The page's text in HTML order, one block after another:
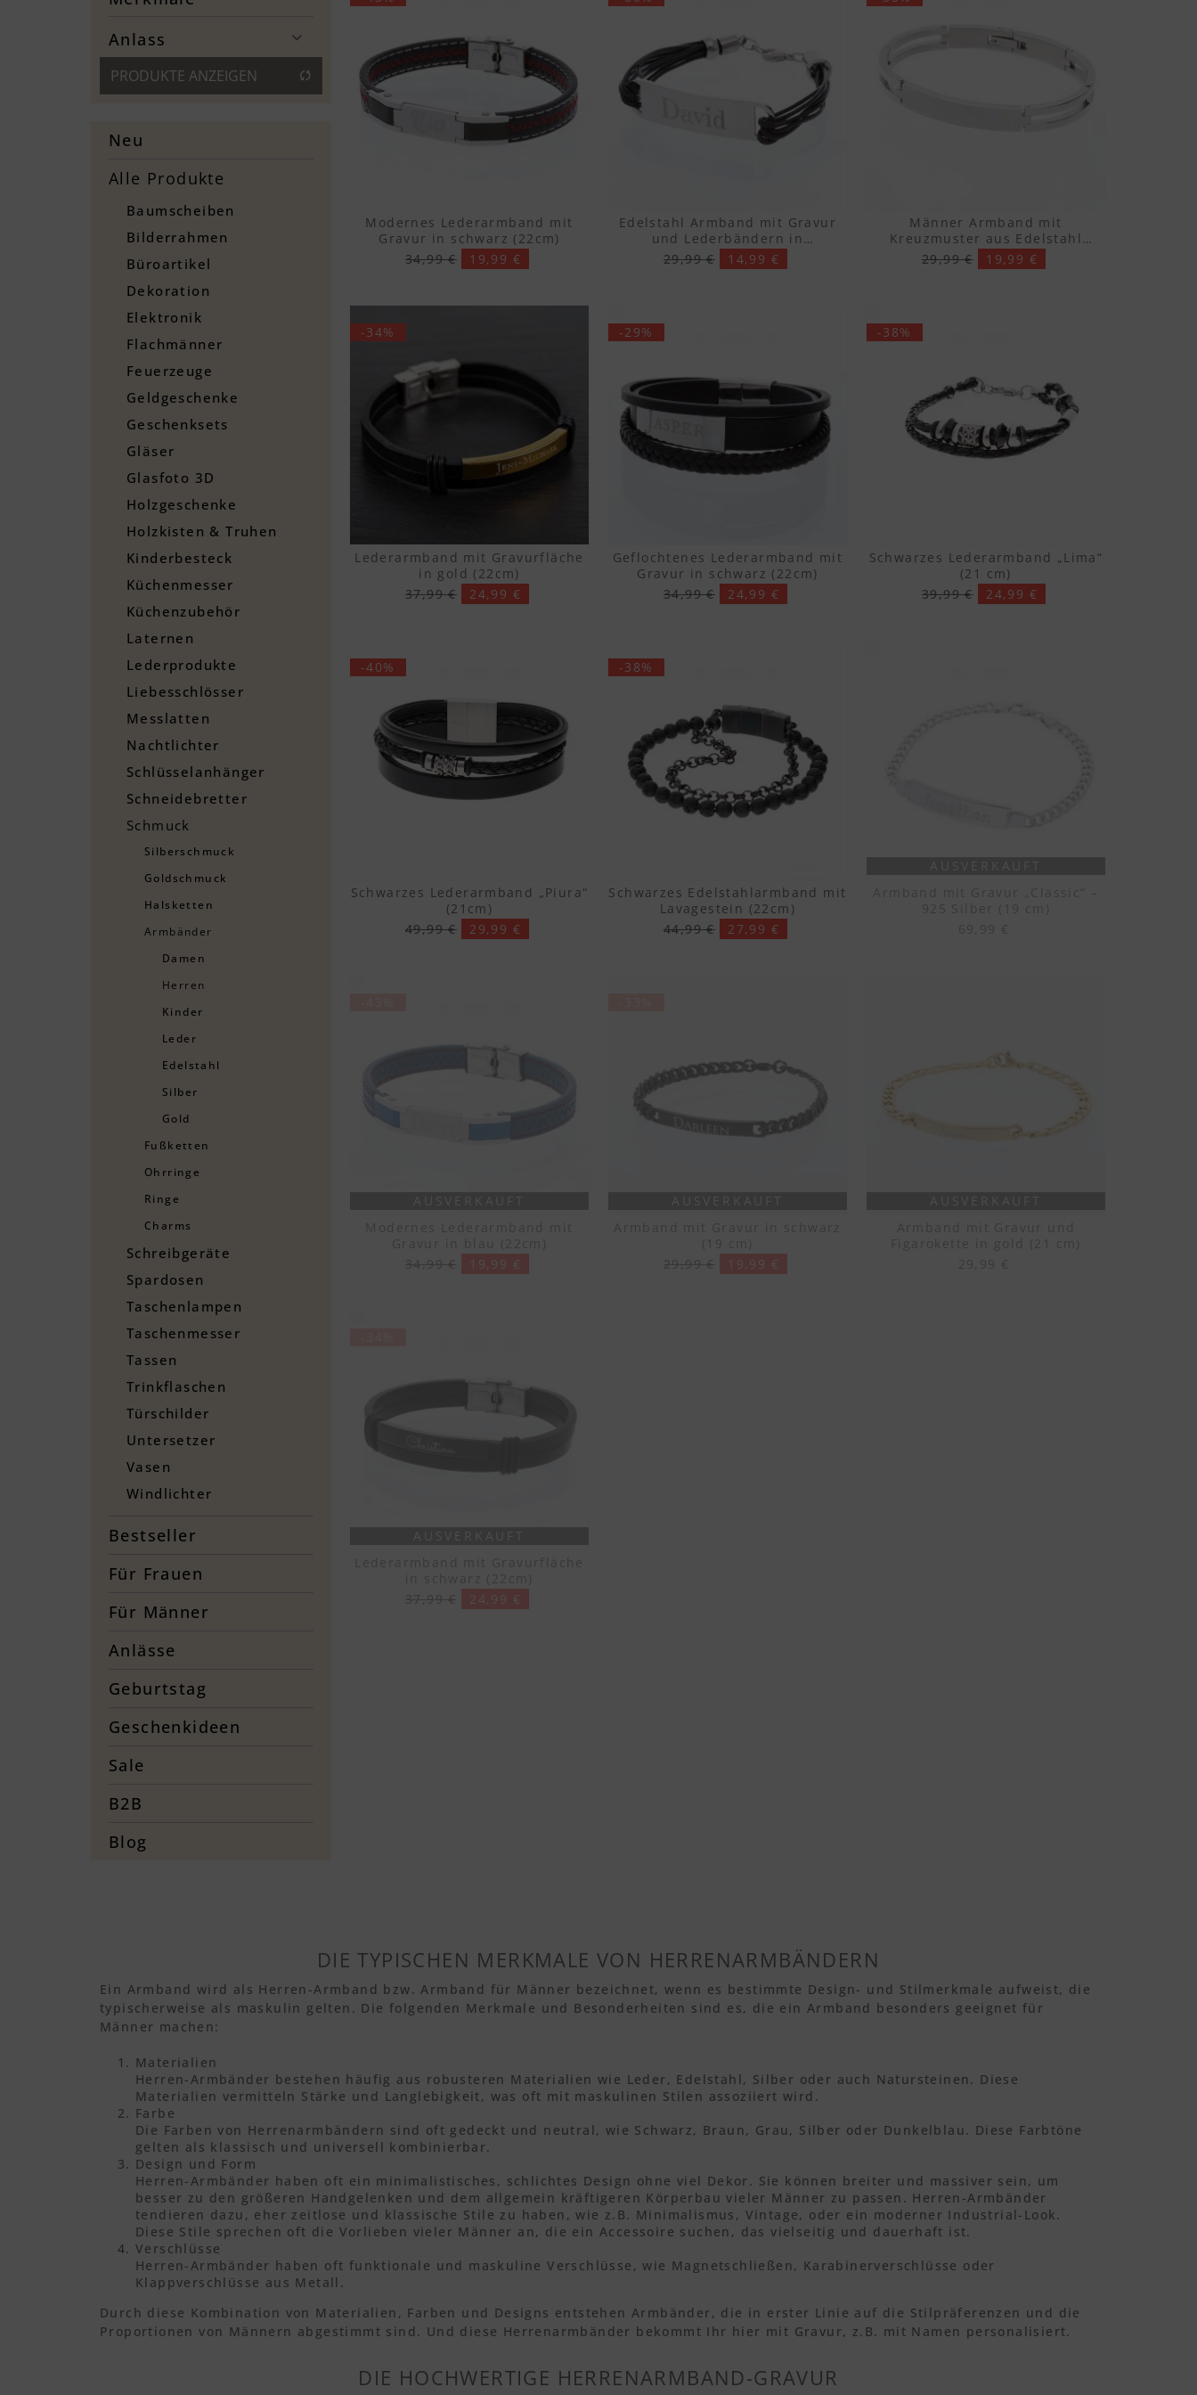
Großvater
Kinder
Mutter
Diamantiert
Figarokette
Gravurfläche
Anlass
Geburt
Geburtstag
Muttertag
Taufe
Valentinstag
Vatertag
Weihnachten
PRODUKTE ANZEIGEN
Neu
Alle Produkte
Baumscheiben
Bilderrahmen
Büroartikel
Dekoration
Elektronik
Flachmänner
Feuerzeuge
Geldgeschenke
Geschenksets
Gläser
Glasfoto 3D
Holzgeschenke
Holzkisten & Truhen
Kinderbesteck
Küchenmesser
Küchenzubehör
Laternen
Lederprodukte
Liebesschlösser
Messlatten
Nachtlichter
Schlüsselanhänger
Schneidebretter
Schmuck
Silberschmuck
Goldschmuck
Halsketten
Armbänder
Damen
Herren
Kinder
Leder
Edelstahl
Silber
Gold
Fußketten
Ohrringe
Ringe
Charms
Schreibgeräte
Spardosen
Taschenlampen
Taschenmesser
Tassen
Trinkflaschen
Türschilder
Untersetzer
Vasen
Windlichter
Bestseller
Für Frauen
Für Männer
Anlässe
Geburtstag
Geschenkideen
Sale
B2B
Blog
Modernes Lederarmband mit
Gravur in schwarz (22cm)
34,99 €
19,99 €
Edelstahl Armband mit Gravur
und Lederbändern in
silber/schwarz (19cm)
29,99 € 14,99 €
Männer Armband mit
Kreuzmuster aus Edelstahl
(21cm)
29,99 € 19,99 €
-34%
Lederarmband mit Gravurfläche
in gold (22cm)
37,99 €
24,99 €
-29%
Geflochtenes Lederarmband mit
Gravur in schwarz (22cm)
34,99 €
24,99 €
-38%
Schwarzes Lederarmband „Lima“
(21 cm)
39,99 €
24,99 €
-40%
Schwarzes Lederarmband „Piura“
(21cm)
49,99 €
29,99 €
-38%
Schwarzes Edelstahlarmband mit
Lavagestein (22cm)
44,99 €
27,99 €
19,99 € 19,99 €
24,99 €
DIE TYPISCHEN MERKMALE VON HERRENARMBÄNDERN
Ein Armband wird als Herren-Armband bzw. Armband für Männer bezeichnet, wenn es bestimmte Design- und Stilmerkmale aufweist, die
typischerweise als maskulin gelten. Die folgenden Merkmale und Besonderheiten sind es, die ein Armband besonders geeignet für
Männer machen:
Materialien
Herren-Armbänder bestehen häufig aus robusteren Materialien wie Leder, Edelstahl, Silber oder auch Natursteinen. Diese
Materialien vermitteln Stärke und Langlebigkeit, was oft mit maskulinen Stilen assoziiert wird.
Farbe
Die Farben von Herrenarmbändern sind oft gedeckt und neutral, wie Schwarz, Braun, Grau, Silber oder Dunkelblau. Diese Farbtöne
gelten als klassisch und universell kombinierbar.
Design und Form
Herren-Armbänder haben oft ein minimalistisches, schlichtes Design ohne viel Dekor. Sie können breiter und massiver sein, um
besser zu den größeren Handgelenken und dem allgemein kräftigeren Körperbau vieler Männer zu passen. Herren-Armbänder
tendieren dazu, eher zeitlose und klassische Stile zu haben, wie z.B. Minimalismus, Vintage, oder ein moderner Industrial-Look.
Diese Stile sprechen oft die Vorlieben vieler Männer an, die ein Accessoire suchen, das vielseitig und dauerhaft ist.
Verschlüsse
Herren-Armbänder haben oft funktionale und maskuline Verschlüsse, wie Magnetschließen, Karabinerverschlüsse oder
Klappverschlüsse aus Metall.
Durch diese Kombination von Materialien, Farben und Designs entstehen Armbänder, die in erster Linie auf die Stilpräferenzen und die
Proportionen von Männern abgestimmt sind. Und diese Herrenarmbänder bekommt Ihr hier mit Gravur, z.B. mit Namen personalisiert.
DIE HOCHWERTIGE HERRENARMBAND-GRAVUR